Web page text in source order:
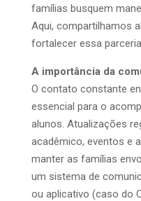
famílias busquem
Aqui, compartilhamos
fortalecer essa
A importância da
O contato constante
essencial para o
alunos. Atualizações
acadêmico, eventos e
manter as famílias
um sistema de
ou aplicativo (caso do